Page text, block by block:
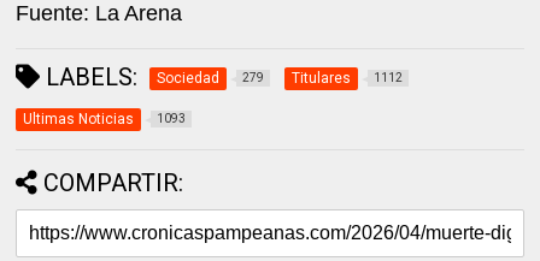
Fuente: La Arena
LABELS: Sociedad 279 Titulares 1112
Ultimas Noticias 1093
COMPARTIR: